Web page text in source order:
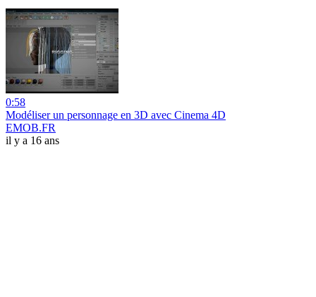
0:58
Modéliser un personnage en 3D avec Cinema 4D
EMOB.FR
il y a 16 ans